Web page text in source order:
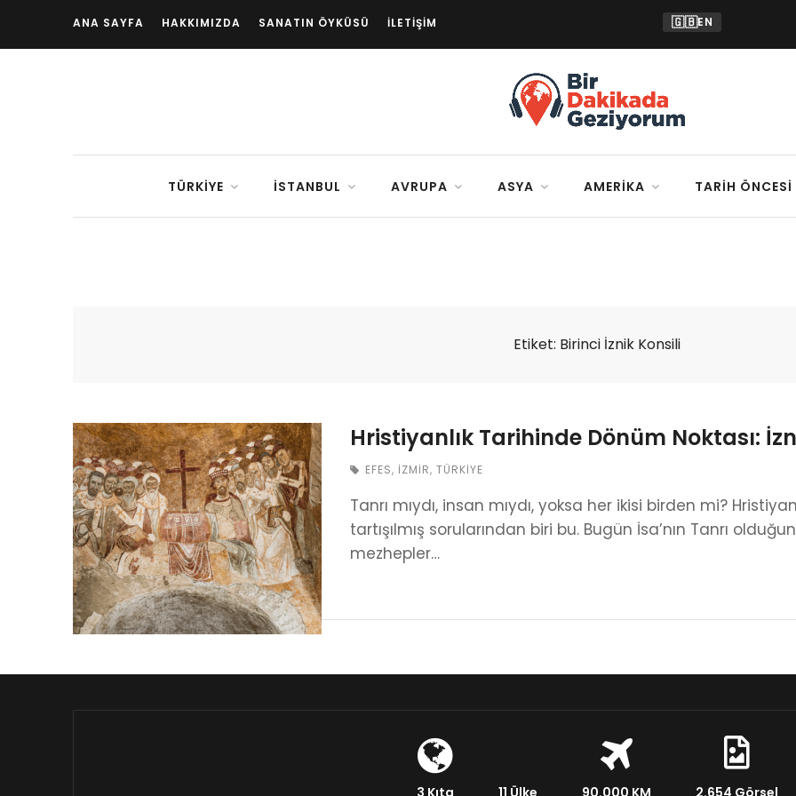
ANA SAYFA HAKKIMIZDA SANATIN ÖYKÜSÜ İLETIŞIM 🇬🇧EN
TÜRKIYE İSTANBUL AVRUPA ASYA AMERIKA TARIH ÖNCESI
Etiket: Birinci İznik Konsili
Hristiyanlık Tarihinde Dönüm Noktası:
EFES, İZMIR, TÜRKIYE
Tanrı mıydı, insan mıydı, yoksa her ikisi birden mi?
tartışılmış sorularından biri bu. Bugün İsa’nın Tanrı
mezhepler…